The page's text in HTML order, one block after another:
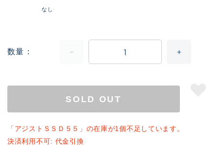
なし
数量
SOLD OUT
「アジストＳＳＤ５５」の在庫が1個不足しています。
決済利用不可: 代金引換